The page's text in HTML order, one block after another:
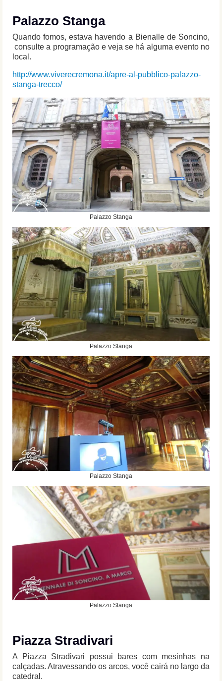
Palazzo Stanga
Quando fomos, estava havendo a Bienalle de Soncino,
consulte a programação e veja se há alguma evento no
local.
http://www.viverecremona.it/apre-al-pubblico-palazzo-
stanga-trecco/
Palazzo Stanga
Palazzo Stanga
Palazzo Stanga
Palazzo Stanga
Piazza Stradivari
A Piazza Stradivari possui bares com mesinhas na
calçadas. Atravessando os arcos, você cairá no largo da
catedral.